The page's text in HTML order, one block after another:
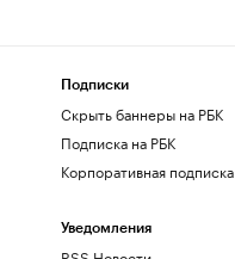
Подписки
Скрыть баннеры на РБК
Подписка на РБК
Корпоративная подписка
Уведомления